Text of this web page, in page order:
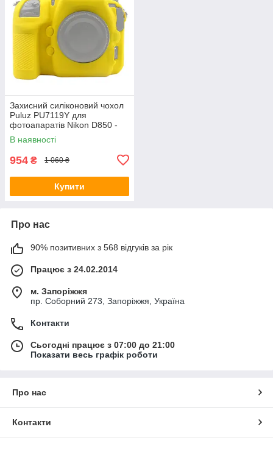
Захисний силіконовий чохол
Puluz PU7119Y для
фотоапаратів Nikon D850 -
жовтий
В наявності
954 ₴ 1 060 ₴
Купити
Про нас
90% позитивних з 568 відгуків за рік
Працює з 24.02.2014
м. Запоріжжя
пр. Соборний 273, Запоріжжя, Україна
Контакти
Сьогодні працює з 07:00 до 21:00
Показати весь графік роботи
Про нас
Контакти